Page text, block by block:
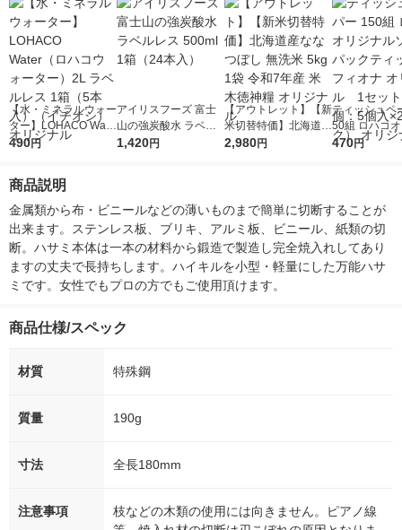
【水・ミネラルウォー
ター】LOHACO Wate
r（ロハコウォータ
シ） オリジナル
490円
アイリスフーズ 富士
山の強炭酸水 ラベル
レス 500ml 1箱（24
1,420円
【アウトレット】【新
米切替特価】北海道産
ななつぼし 無洗米 5k
2,980円
ティッシュペ
50組 ロハコ
ルソフトパッ
オリジナル
470円
商品説明
金属類から布・ビニールなどの薄いものまで簡単に切断することが
出来ます。ステンレス板、ブリキ、アルミ板、ビニール、紙類の切
断。ハサミ本体は一本の材料から鍛造で製造し完全焼入れしてあり
ますの丈夫で長持ちします。ハイキルを小型・軽量にした万能ハサ
ミです。女性でもプロの方でもご使用頂けます。
商品仕様/スペック
材質 特殊鋼
質量 190g
寸法 全長180mm
注意事項
枝などの木類の使用には向きません。ピアノ線